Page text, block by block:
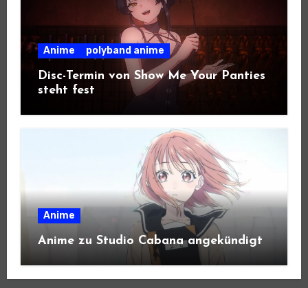
Anime polyband anime
Disc-Termin von Show Me Your Panties
steht fest
Anime
Anime zu Studio Cabana angekündigt